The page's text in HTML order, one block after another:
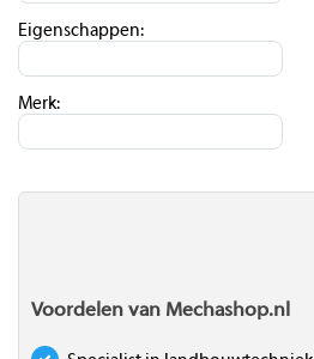
Eigenschappen:
Merk:
Voordelen van Mechashop.nl